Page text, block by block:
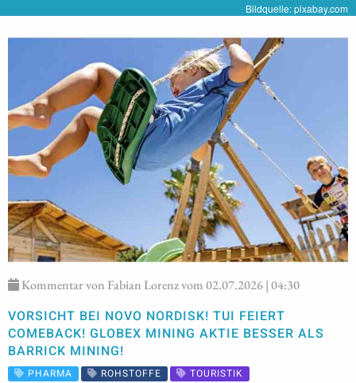
Bildquelle: pixabay.com
Kommentar von Fabian Lorenz vom 02.07.2026 | 04:30
VORSICHT BEI NOVO NORDISK! TUI FEIERT
COMEBACK! GLOBEX MINING AKTIE BESSER ALS
BARRICK MINING!
PHARMA ROHSTOFFE TOURISTIK